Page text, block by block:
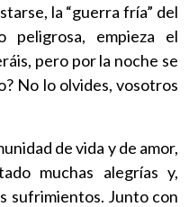
la “guerra fría” del
peligrosa, empieza el
pero por la noche se
No lo olvides, vosotros
de vida y de amor,
muchas alegrías y,
sufrimientos. Junto con